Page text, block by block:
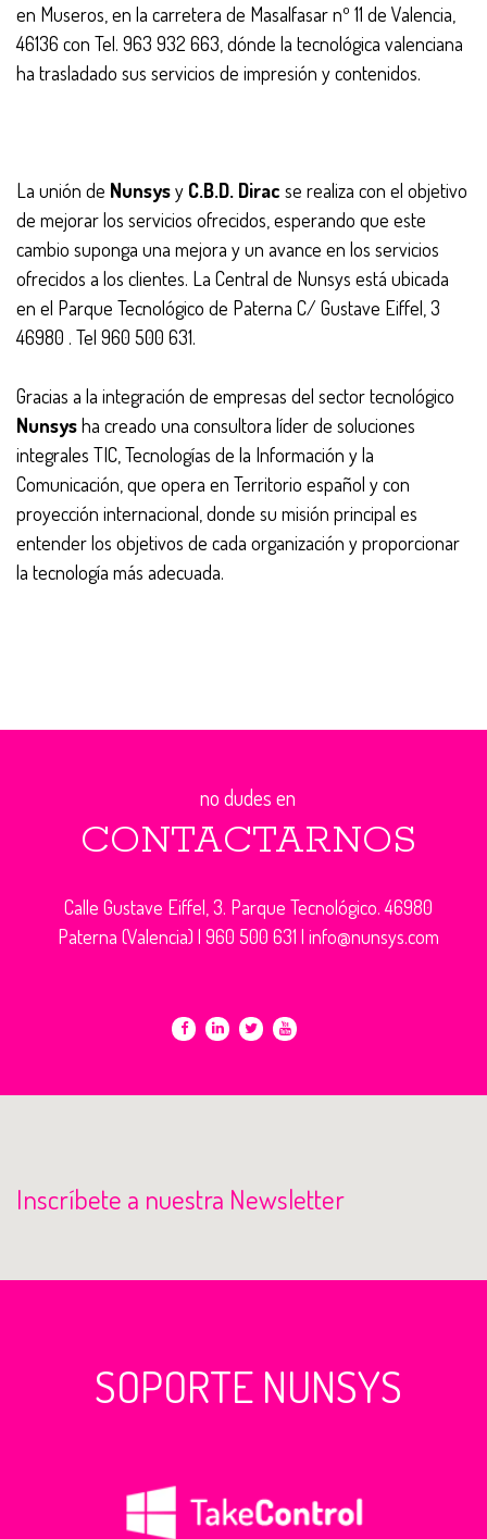
en Museros, en la carretera de Masalfasar nº 11 de Valencia,
46136 con Tel. 963 932 663, dónde la tecnológica valenciana
ha trasladado sus servicios de impresión y contenidos.
La unión de Nunsysy C.B.D. Dirac se realiza con el objetivo
de mejorar los servicios ofrecidos, esperando que este
cambio suponga una mejora y un avance en los servicios
ofrecidos a los clientes. La Central de Nunsys está ubicada
en el Parque Tecnológico de Paterna C/ Gustave Eiffel, 3
46980 . Tel 960 500 631.
Gracias a la integración de empresas del sector tecnológico
Nunsysha creado una consultora líder de soluciones
integrales TIC, Tecnologías de la Información y la
Comunicación, que opera en Territorio español y con
proyección internacional, donde su misión principal es
entender los objetivos de cada organización y proporcionar
la tecnología más adecuada.
no dudes en
CONTACTARNOS
Calle Gustave Eiffel, 3. Parque Tecnológico. 46980
Paterna (Valencia) | 960 500 631 | info@nunsys.com
Inscríbete a nuestra Newsletter
SOPORTE NUNSYS